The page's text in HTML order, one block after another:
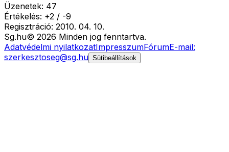
Üzenetek: 47
Értékelés: +2 / -9
Regisztráció: 2010. 04. 10.
Sg.hu© 2026 Minden jog fenntartva.
Adatvédelmi nyilatkozatImpresszumFórumE-mail:
szerkesztoseg@sg.hu Sütibeállítások